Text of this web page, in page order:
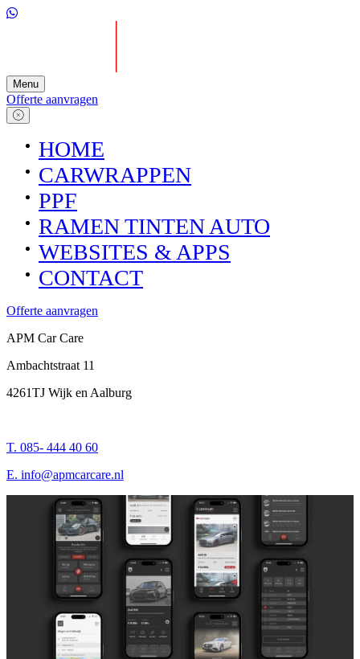
Menu
Offerte aanvragen
HOME
CARWRAPPEN
PPF
RAMEN TINTEN AUTO
WEBSITES & APPS
CONTACT
Offerte aanvragen
APM Car Care
Ambachtstraat 11
4261TJ Wijk en Aalburg
T. 085- 444 40 60
E. info@apmcarcare.nl